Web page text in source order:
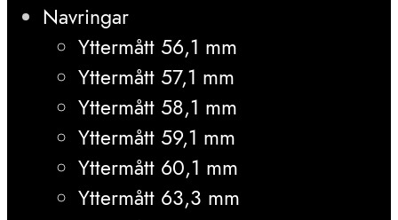
Navringar
Yttermått 56,1 mm
Yttermått 57,1 mm
Yttermått 58,1 mm
Yttermått 59,1 mm
Yttermått 60,1 mm
Yttermått 63,3 mm